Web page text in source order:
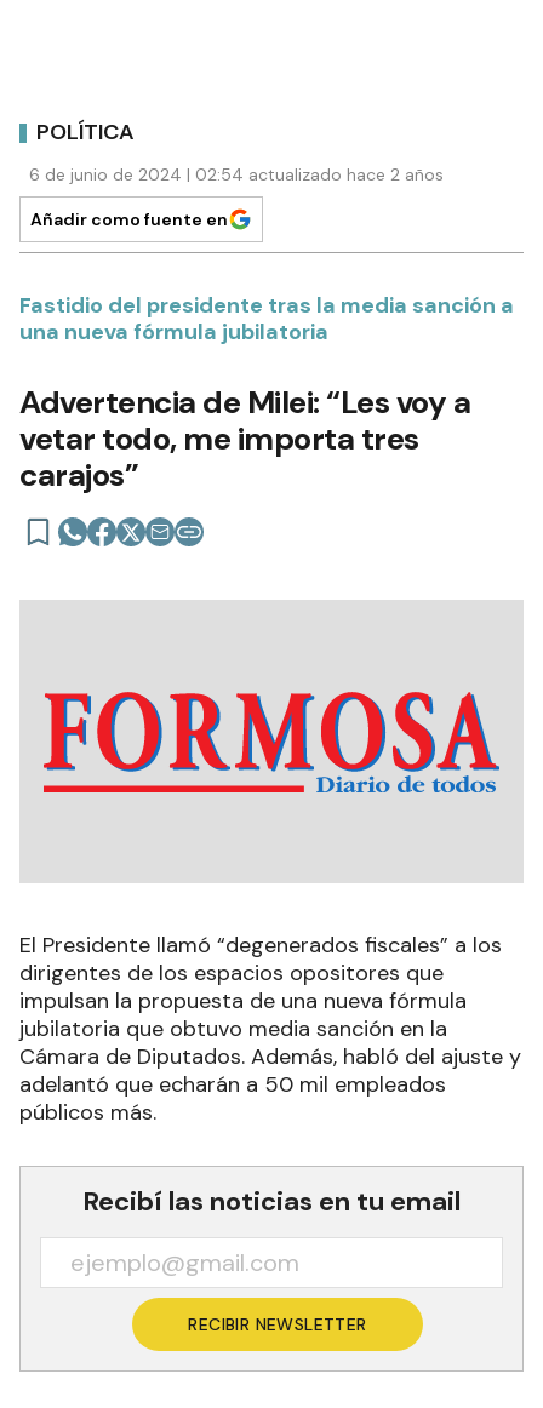
POLÍTICA
6 de junio de 2024 | 02:54 actualizado hace 2 años
Añadir como fuente en
Fastidio del presidente tras la media sanción a
una nueva fórmula jubilatoria
Advertencia de Milei: “Les voy a
vetar todo, me importa tres
carajos”
El Presidente llamó “degenerados fiscales” a los
dirigentes de los espacios opositores que
impulsan la propuesta de una nueva fórmula
jubilatoria que obtuvo media sanción en la
Cámara de Diputados. Además, habló del ajuste y
adelantó que echarán a 50 mil empleados
públicos más.
Recibí las noticias en tu email
RECIBIR NEWSLETTER